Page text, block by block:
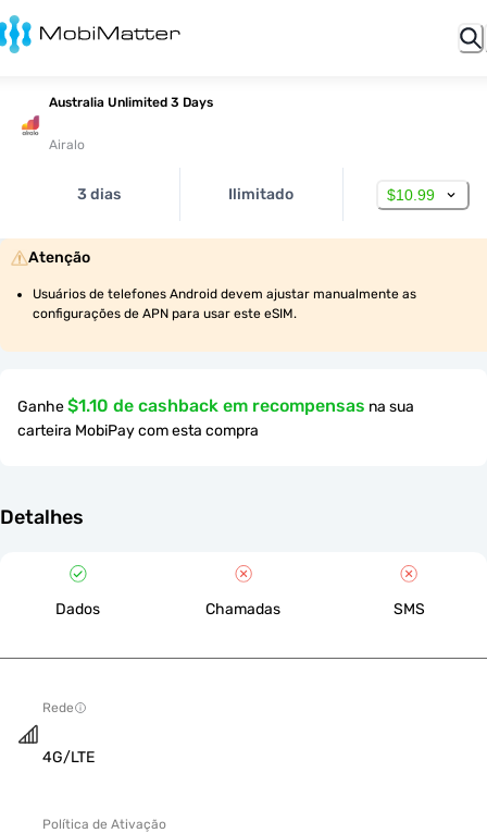
Australia Unlimited 3 Days
Airalo
3 dias Ilimitado $10.99
Atenção
Usuários de telefones Android devem ajustar manualmente as
configurações de APN para usar este eSIM.
Ganhe$1.10 de cashback em recompensas na sua
carteira MobiPay com esta compra
Detalhes
Dados Chamadas SMS
Rede
4G/LTE
Política de Ativação